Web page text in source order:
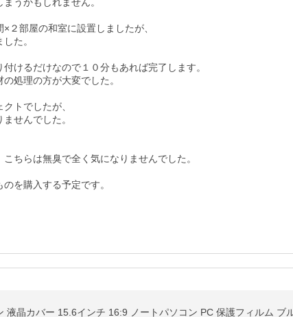
２部屋の和室に設置しましたが、
た。
けるだけなので１０分もあれば完了します。
処理の方が大変でした。
トでしたが、
せんでした。
ちらは無臭で全く気になりませんでした。
を購入する予定です。
液晶カバー 15.6インチ 16:9 ノートパソコン PC 保護フィルム ブ